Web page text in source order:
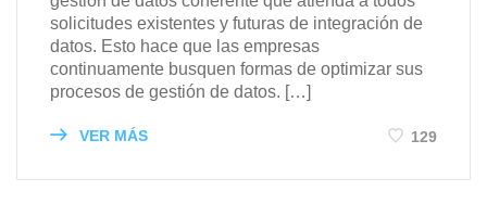
solicitudes existentes y futuras de integración de
datos. Esto hace que las empresas
continuamente busquen formas de optimizar sus
procesos de gestión de datos. […]
VER MÁS 129